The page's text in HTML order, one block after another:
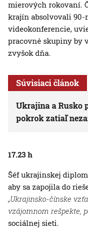
mierových rokovaní.
krajín absolvovali
videokonferencie,
pracovné skupiny by
zvyšok dňa.
Súvisiaci článok
Ukrajina a Rusko
pokrok zatiaľ
17.23 h
Šéf ukrajinskej
aby sa zapojila do
„Ukrajinsko-čínske
vzájomnom rešpekte,
sociálnej sieti.